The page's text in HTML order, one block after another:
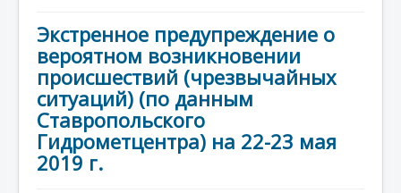
Экстренное предупреждение о
вероятном возникновении
происшествий (чрезвычайных
ситуаций) (по данным
Ставропольского
Гидрометцентра) на 22-23 мая
2019 г.